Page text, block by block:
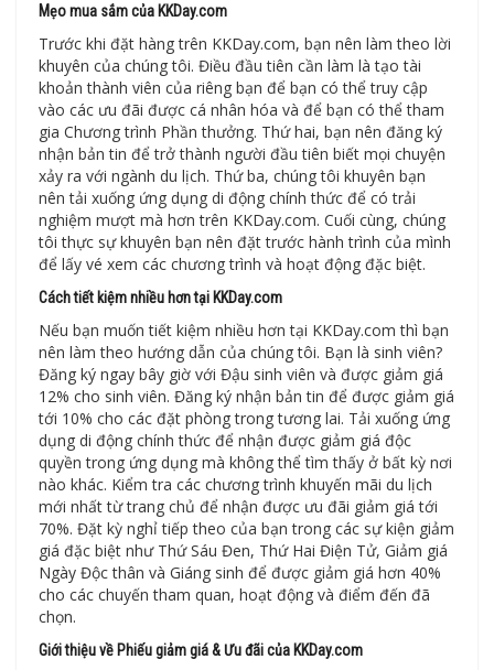
Mẹo mua sắm của KKDay.com
Trước khi đặt hàng trên KKDay.com, bạn nên làm theo lời
khuyên của chúng tôi. Điều đầu tiên cần làm là tạo tài
khoản thành viên của riêng bạn để bạn có thể truy cập
vào các ưu đãi được cá nhân hóa và để bạn có thể tham
gia Chương trình Phần thưởng. Thứ hai, bạn nên đăng ký
nhận bản tin để trở thành người đầu tiên biết mọi chuyện
xảy ra với ngành du lịch. Thứ ba, chúng tôi khuyên bạn
nên tải xuống ứng dụng di động chính thức để có trải
nghiệm mượt mà hơn trên KKDay.com. Cuối cùng, chúng
tôi thực sự khuyên bạn nên đặt trước hành trình của mình
để lấy vé xem các chương trình và hoạt động đặc biệt.
Cách tiết kiệm nhiều hơn tại KKDay.com
Nếu bạn muốn tiết kiệm nhiều hơn tại KKDay.com thì bạn
nên làm theo hướng dẫn của chúng tôi. Bạn là sinh viên?
Đăng ký ngay bây giờ với Đậu sinh viên và được giảm giá
12% cho sinh viên. Đăng ký nhận bản tin để được giảm giá
tới 10% cho các đặt phòng trong tương lai. Tải xuống ứng
dụng di động chính thức để nhận được giảm giá độc
quyền trong ứng dụng mà không thể tìm thấy ở bất kỳ nơi
nào khác. Kiểm tra các chương trình khuyến mãi du lịch
mới nhất từ trang chủ để nhận được ưu đãi giảm giá tới
70%. Đặt kỳ nghỉ tiếp theo của bạn trong các sự kiện giảm
giá đặc biệt như Thứ Sáu Đen, Thứ Hai Điện Tử, Giảm giá
Ngày Độc thân và Giáng sinh để được giảm giá hơn 40%
cho các chuyến tham quan, hoạt động và điểm đến đã
chọn.
Giới thiệu về Phiếu giảm giá & Ưu đãi của KKDay.com